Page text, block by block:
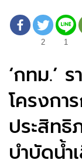
2 1
‘กทม.’
โครงกา
ประสิทธิ
บำบัดน้ำ